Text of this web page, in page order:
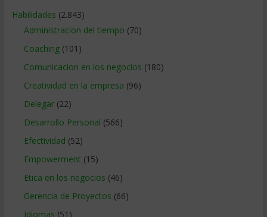
Habilidades (2.843)
Administracion del tiempo (70)
Coaching(101)
Comunicacion en los negocios (180)
Creatividad en la empresa (96)
Delegar(22)
Desarrollo Personal (566)
Efectividad (52)
Empowerment (15)
Etica en los negocios (46)
Gerencia de Proyectos (66)
Idiomas (51)